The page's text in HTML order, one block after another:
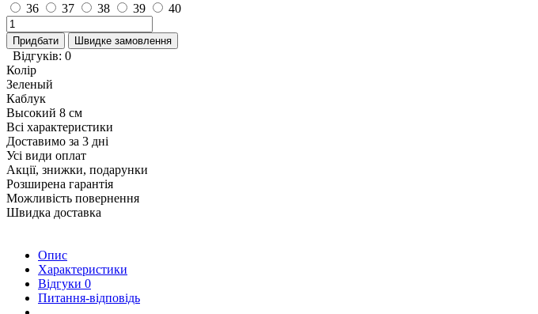
36
37 38 39 40
Придбати Швидке замовлення
Відгуків: 0
Колір
Зеленый
Каблук
Высокий 8 см
Всі характеристики
Доставимо за 3 дні
Усі види оплат
Акції, знижки, подарунки
Розширена гарантія
Можливість повернення
Швидка доставка
Опис
Характеристики
Відгуки 0
Питання-відповідь